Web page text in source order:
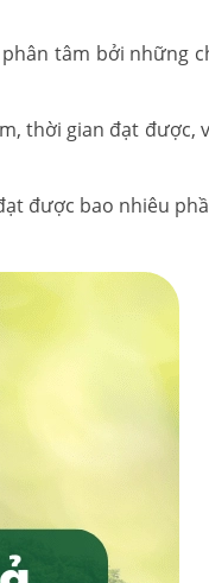
tâm bởi những
thời gian đạt được,
được bao nhiêu